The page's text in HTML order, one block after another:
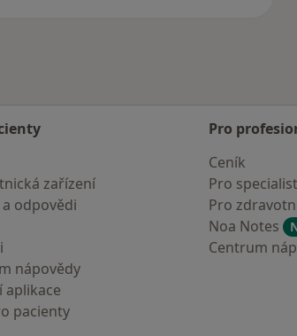
zařízení
odpovědi
nápovědy
aplikace
pacienty
Pro
Ceník
Pro
Pro
Noa Notes
Centrum